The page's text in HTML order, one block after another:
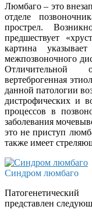
Люмбаго – это
отделе
прострел.
предшествует
картина
межпозвоночного
Отличительной
вертеброгенная
данной патологии
дистрофических и
процессов в
заболевания
это не приступ
также имеет
Синдром люмбаго
представлен